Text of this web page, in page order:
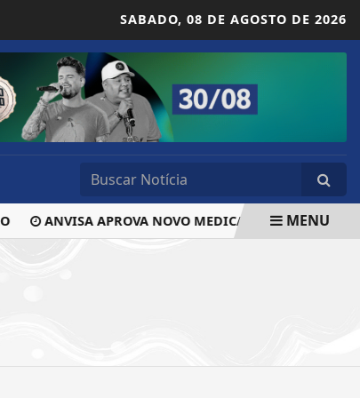
SABADO, 08 DE AGOSTO DE 2026
ANVISA APROVA NOVO MEDICAMENTO ORAL
MENU